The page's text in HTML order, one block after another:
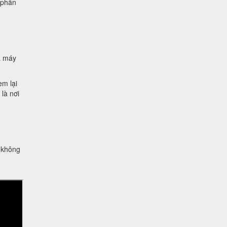
máy
lại
nơi